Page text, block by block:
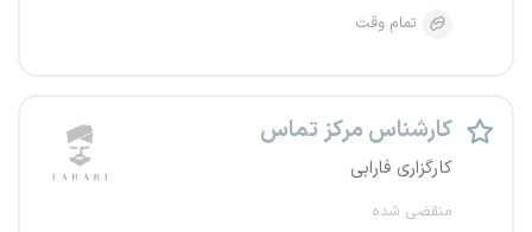
تمام وقت
کارشناس مرکز تماس
کارگزاری فارابی
منقضی شده